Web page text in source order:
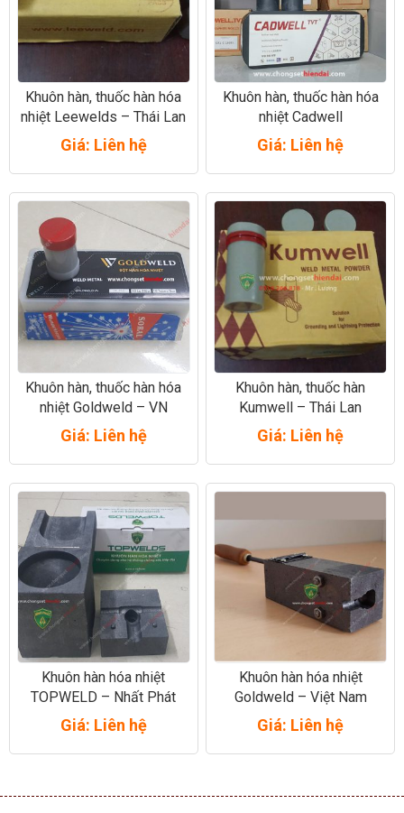
Khuôn hàn, thuốc hàn hóa
nhiệt Leewelds – Thái Lan
Giá: Liên hệ
Khuôn hàn, thuốc hàn hóa
nhiệt Cadwell
Giá: Liên hệ
Khuôn hàn, thuốc hàn hóa
nhiệt Goldweld – VN
Giá: Liên hệ
Khuôn hàn, thuốc hàn
Kumwell – Thái Lan
Giá: Liên hệ
Khuôn hàn hóa nhiệt
TOPWELD – Nhất Phát
(VN)
Giá: Liên hệ
Khuôn hàn hóa nhiệt
Goldweld – Việt Nam
Giá: Liên hệ